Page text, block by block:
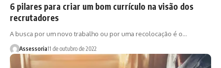
6 pilares para criar um bom currículo na visão dos
recrutadores
A busca por um novo trabalho ou por uma recolocação é o…
Assessoria11 de outubro de 2022